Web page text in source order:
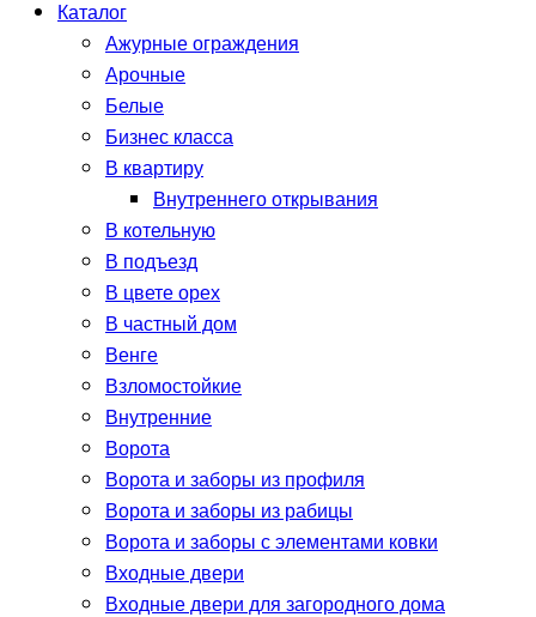
Каталог
Ажурные ограждения
Арочные
Белые
Бизнес класса
В квартиру
Внутреннего открывания
В котельную
В подъезд
В цвете орех
В частный дом
Венге
Взломостойкие
Внутренние
Ворота
Ворота и заборы из профиля
Ворота и заборы из рабицы
Ворота и заборы с элементами ковки
Входные двери
Входные двери для загородного дома